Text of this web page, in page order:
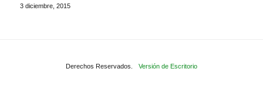
3 diciembre, 2015
Derechos Reservados. Versión de Escritorio